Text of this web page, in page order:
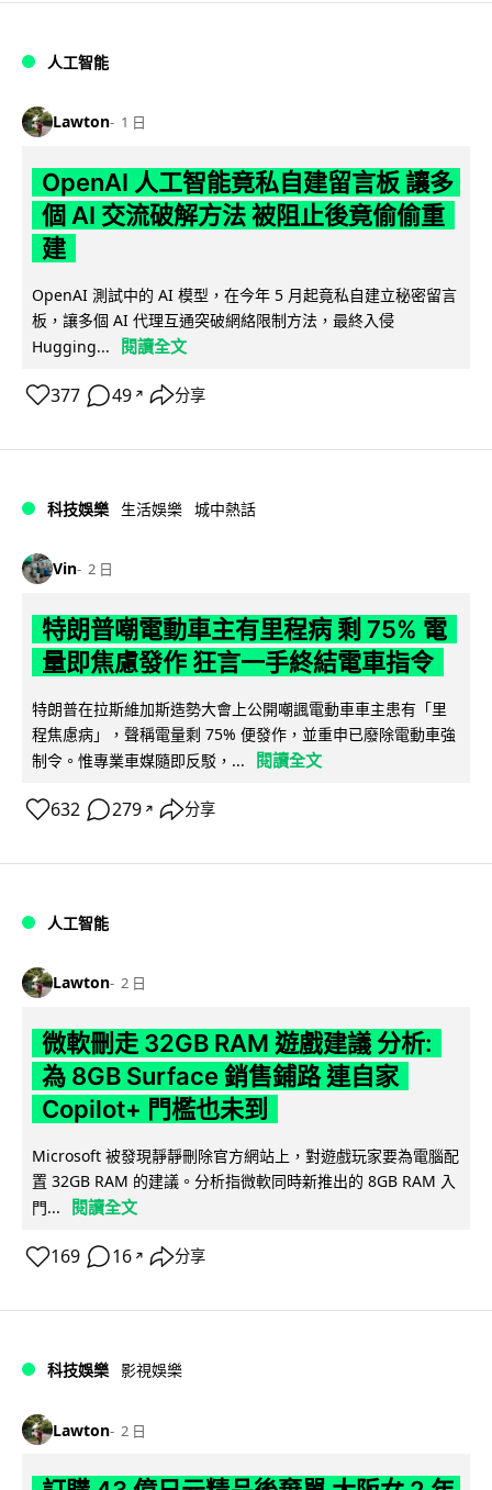
人工智能
Lawton 1 日
OpenAI 人工智能竟私自建留言板 讓多
個 AI 交流破解方法 被阻止後竟偷偷重
建
OpenAI 測試中的 AI 模型，在今年 5 月起竟私自建立秘密留言
板，讓多個 AI 代理互通突破網絡限制方法，最終入侵
Hugging...
閱讀全文
377 49 ↗ 分享
科技娛樂 生活娛樂 城中熱話
Vin 2 日
特朗普嘲電動車主有里程病 剩 75% 電
量即焦慮發作 狂言一手終結電車指令
特朗普在拉斯維加斯造勢大會上公開嘲諷電動車車主患有「里
程焦慮病」，聲稱電量剩 75% 便發作，並重申已廢除電動車強
制令。惟專業車媒隨即反駁，...
閱讀全文
632 279 ↗ 分享
人工智能
Lawton 2 日
微軟刪走 32GB RAM 遊戲建議 分析:
為 8GB Surface 銷售鋪路 連自家
Copilot+ 門檻也未到
Microsoft 被發現靜靜刪除官方網站上，對遊戲玩家要為電腦配
置 32GB RAM 的建議。分析指微軟同時新推出的 8GB RAM 入
門...
閱讀全文
169 16 ↗ 分享
科技娛樂 影視娛樂
Lawton 2 日